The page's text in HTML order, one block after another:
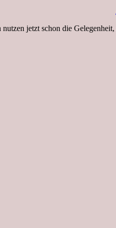
jetzt schon die